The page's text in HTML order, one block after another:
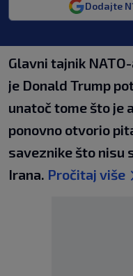
Dodajte
Glavni tajnik
je Donald Trump
unatoč tome što je
ponovno otvorio
saveznike što nisu
Irana. Pročitaj više